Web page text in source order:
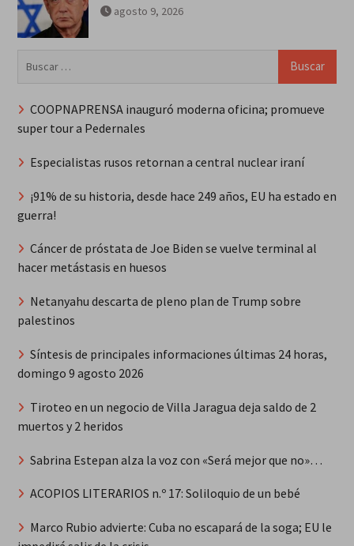
agosto 9, 2026
COOPNAPRENSA inauguró moderna oficina; promueve
super tour a Pedernales
Especialistas rusos retornan a central nuclear iraní
¡91% de su historia, desde hace 249 años, EU ha estado en
guerra!
Cáncer de próstata de Joe Biden se vuelve terminal al
hacer metástasis en huesos
Netanyahu descarta de pleno plan de Trump sobre
palestinos
Síntesis de principales informaciones últimas 24 horas,
domingo 9 agosto 2026
Tiroteo en un negocio de Villa Jaragua deja saldo de 2
muertos y 2 heridos
Sabrina Estepan alza la voz con «Será mejor que no»…
ACOPIOS LITERARIOS n.º 17: Soliloquio de un bebé
Marco Rubio advierte: Cuba no escapará de la soga; EU le